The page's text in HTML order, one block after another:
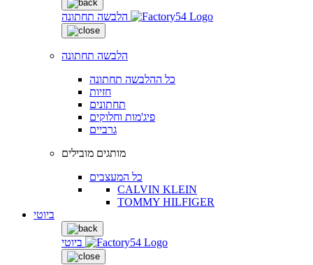
הלבשה תחתונה
הלבשה תחתונה
כל ההלבשה תחתונה
חזיות
תחתונים
פיג'מות וחלוקים
גרביים
מותגים מובילים
כל המעצבים
CALVIN KLEIN
TOMMY HILFIGER
ביוטי
ביוטי